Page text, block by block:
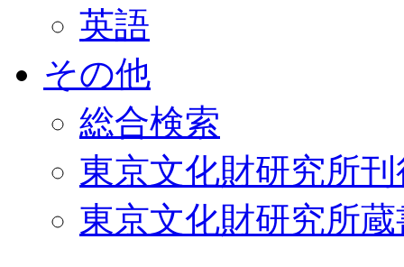
英語
その他
総合検索
東京文化財研究所
東京文化財研究所